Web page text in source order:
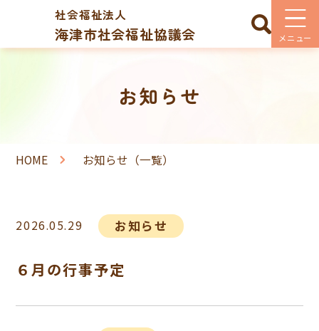
社会福祉法人
海津市社会福祉協議会
お知らせ
HOME お知らせ（一覧）
2026.05.29 お知らせ
６月の行事予定